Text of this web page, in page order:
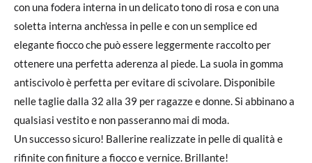
con una fodera interna in un delicato tono di rosa e con una
soletta interna anch'essa in pelle e con un semplice ed
elegante fiocco che può essere leggermente raccolto per
ottenere una perfetta aderenza al piede. La suola in gomma
antiscivolo è perfetta per evitare di scivolare. Disponibile
nelle taglie dalla 32 alla 39 per ragazze e donne. Si abbinano a
qualsiasi vestito e non passeranno mai di moda.
Un successo sicuro! Ballerine realizzate in pelle di qualità e
rifinite con finiture a fiocco e vernice. Brillante!